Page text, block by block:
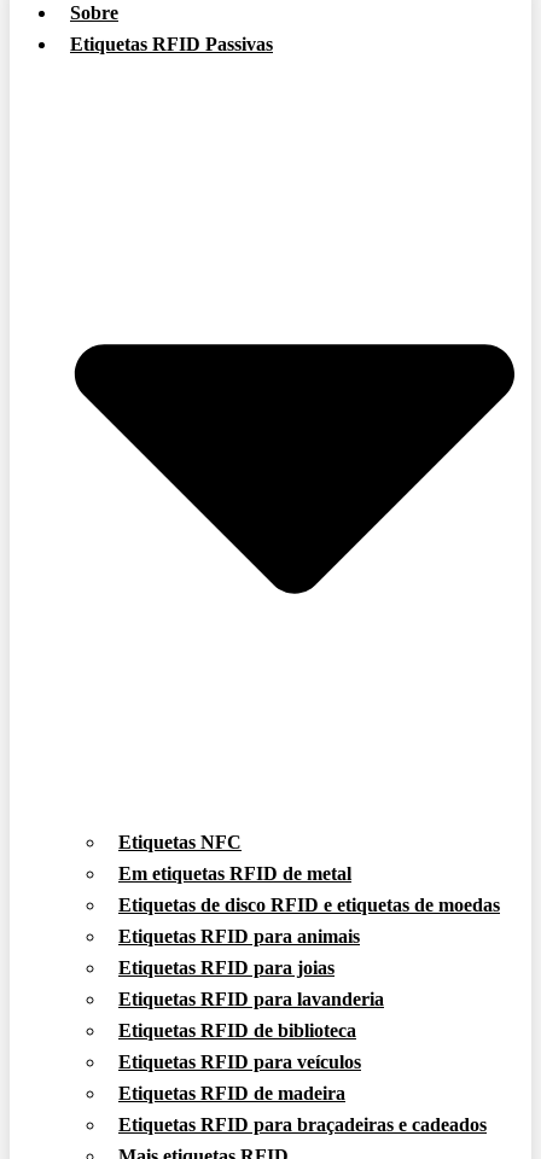
Sobre
Etiquetas RFID Passivas
Etiquetas NFC
Em etiquetas RFID de metal
Etiquetas de disco RFID e etiquetas de moedas
Etiquetas RFID para animais
Etiquetas RFID para joias
Etiquetas RFID para lavanderia
Etiquetas RFID de biblioteca
Etiquetas RFID para veículos
Etiquetas RFID de madeira
Etiquetas RFID para braçadeiras e cadeados